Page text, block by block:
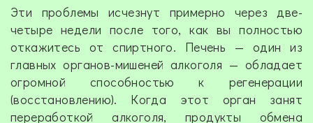
Эти проблемы исчезнут примерно через две-
четыре недели после того, как вы полностью
откажитесь от спиртного. Печень — один из
главных органов-мишеней алкоголя — обладает
огромной способностью к регенерации
(восстановлению). Когда этот орган занят
переработкой алкоголя, продукты обмена